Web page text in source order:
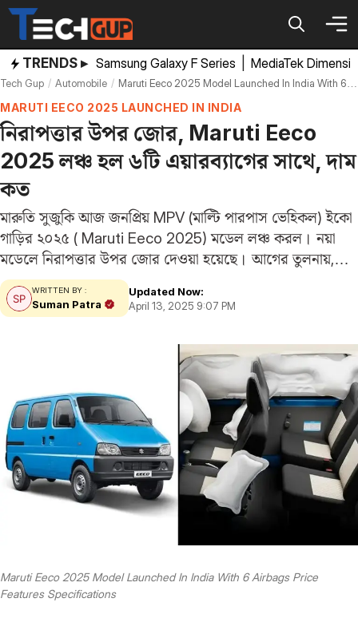
Skip
content
TRENDS ▸ Samsung Galaxy F Series MediaTek
Tech Gup Automobile Maruti Eeco 2025 Model Launched In India With 6 Airbags Price Features Specifications
MARUTI EECO 2025 LAUNCHED IN INDIA
নিরাপত্তার উপর জোর, Maruti Eeco
2025 লঞ্চ হল ৬টি এয়ারব্যাগের সাথে, দাম
কত
মারুতি সুজুকি আজ জনপ্রিয় MPV (মাল্টি পারপাস ভেহিকল) ইকো
গাড়ির ২০২৫ ( Maruti Eeco 2025) মডেল লঞ্চ করল। নয়া
মডেলে নিরাপত্তার উপর জোর দেওয়া হয়েছে। আগের তুলনায়,
নতুন ইকোতে ৬টি এয়ারব্যাগ পাওয়া যাবে। আসলে মারুতি সুজুকি
তাদের প্রতিটি গাড়ি আরও…
WRITTEN BY :
Suman Patra
Updated Now:
April 13, 2025 9:07 PM
Maruti Eeco 2025 Model Launched In India With 6 Airbags Price
Features Specifications